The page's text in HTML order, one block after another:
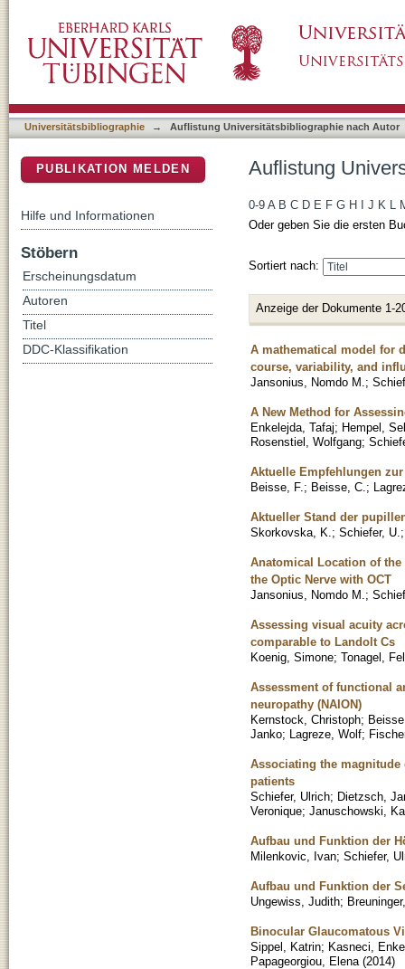
Universitätsbibliographie → Auflistung Universitätsbibliographie nach Autor
Auflistung
0-9 A B C D E F G H J K L
Oder geben Sie die ersten
Sortiert nach:
Anzeige der Dokumente 1-
A mathematical model for
course, variability, and
Jansonius, Nomdo M. ;
A New Method for
Enkelejda, Tafaj; Hempel,
Rosenstiel, Wolfgang;
Aktuelle Empfehlungen
Beisse, F. ; Beisse, C. ;
Aktueller Stand der
Skorkovska, K. ; Schiefer, U.
Anatomical Location of the
the Optic Nerve with OCT
Jansonius, Nomdo M. ;
Assessing visual acuity
comparable to Landolt Cs
Koenig, Simone; Tonagel,
Assessment of functional
neuropathy (NAION)
Kernstock, Christoph;
Janko; Lagreze, Wolf;
Associating the
patients
Schiefer, Ulrich; Dietzsch,
Veronique; Januschowski,
Aufbau und Funktion der
Milenkovic, Ivan; Schiefer,
Aufbau und Funktion der
Ungewiss, Judith;
Binocular Glaucomatous
Sippel, Katrin; Kasneci,
Papageorgiou, Elena (2014)
PUBLIKATION MELDEN
Hilfe und Informationen
Stöbern
Erscheinungsdatum
Autoren
Titel
DDC-Klassifikation